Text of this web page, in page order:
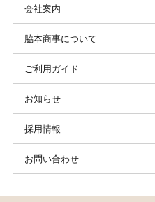
会社案内
脇本商事について
ご利用ガイド
お知らせ
採用情報
お問い合わせ